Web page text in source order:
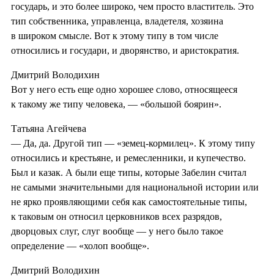
государь, и это более широко, чем просто властитель. Это
тип собственника, управленца, владетеля, хозяина
в широком смысле. Вот к этому типу в том числе
относились и государи, и дворянство, и аристократия.
Дмитрий Володихин
Вот у него есть еще одно хорошее слово, относящееся
к такому же типу человека, — «большой боярин».
Татьяна Агейчева
— Да, да. Другой тип — «земец-кормилец». К этому типу
относились и крестьяне, и ремесленники, и купечество.
Был и казак. А были еще типы, которые Забелин считал
не самыми значительными для национальной истории или
не ярко проявляющими себя как самостоятельные типы,
к таковым он относил церковников всех разрядов,
дворцовых слуг, слуг вообще — у него было такое
определение — «холоп вообще».
Дмитрий Володихин